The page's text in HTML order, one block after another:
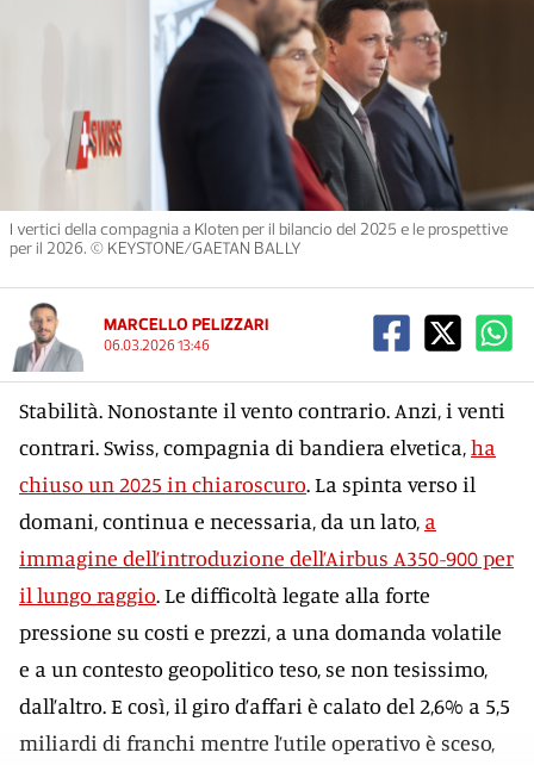
I vertici della compagnia a Kloten per il bilancio del 2025 e le prospettive
per il 2026. © KEYSTONE/GAETAN BALLY
MARCELLO PELIZZARI
06.03.2026 13:46
Stabilità. Nonostante il vento contrario. Anzi, i venti
contrari. Swiss, compagnia di bandiera elvetica,ha
chiuso un 2025 in chiaroscuro. La spinta verso il
domani, continua e necessaria, da un lato, a
immagine dell’introduzione dell’Airbus A350-900 per
il lungo raggio. Le difficoltà legate alla forte
pressione su costi e prezzi, a una domanda volatile
e a un contesto geopolitico teso, se non tesissimo,
dall’altro. E così, il giro d’affari è calato del 2,6% a 5,5
miliardi di franchi mentre l’utile operativo è sceso,